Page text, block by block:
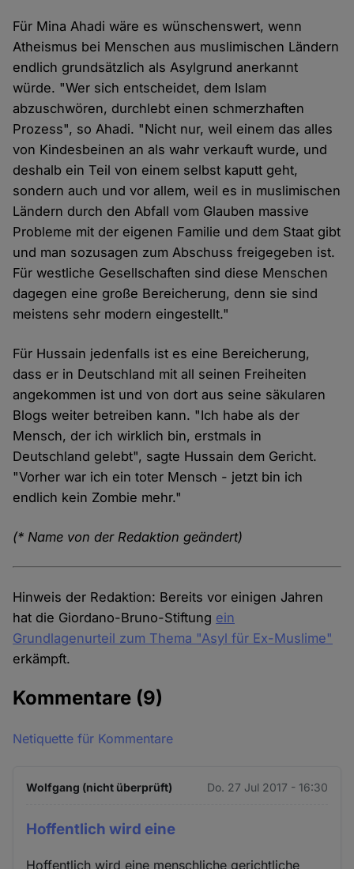
Für Mina Ahadi wäre es wünschenswert, wenn
Atheismus bei Menschen aus muslimischen Ländern
endlich grundsätzlich als Asylgrund anerkannt
würde. "Wer sich entscheidet, dem Islam
abzuschwören, durchlebt einen schmerzhaften
Prozess", so Ahadi. "Nicht nur, weil einem das alles
von Kindesbeinen an als wahr verkauft wurde, und
deshalb ein Teil von einem selbst kaputt geht,
sondern auch und vor allem, weil es in muslimischen
Ländern durch den Abfall vom Glauben massive
Probleme mit der eigenen Familie und dem Staat gibt
und man sozusagen zum Abschuss freigegeben ist.
Für westliche Gesellschaften sind diese Menschen
dagegen eine große Bereicherung, denn sie sind
meistens sehr modern eingestellt."
Für Hussain jedenfalls ist es eine Bereicherung,
dass er in Deutschland mit all seinen Freiheiten
angekommen ist und von dort aus seine säkularen
Blogs weiter betreiben kann. "Ich habe als der
Mensch, der ich wirklich bin, erstmals in
Deutschland gelebt", sagte Hussain dem Gericht.
"Vorher war ich ein toter Mensch - jetzt bin ich
endlich kein Zombie mehr."
(* Name von der Redaktion geändert)
Hinweis der Redaktion: Bereits vor einigen Jahren
hat die Giordano-Bruno-Stiftung ein
Grundlagenurteil zum Thema "Asyl für Ex-Muslime"
erkämpft.
Kommentare (9)
Netiquette für Kommentare
Wolfgang (nicht überprüft) Do. 27 Jul 2017 - 16:30
Hoffentlich wird eine
Hoffentlich wird eine menschliche gerichtliche